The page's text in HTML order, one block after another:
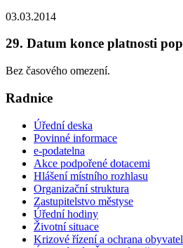
03.03.2014
29. Datum konce platnosti
Bez časového omezení.
Radnice
Úřední deska
Povinné informace
e-podatelna
Akce podpořené dotacemi
Hlášení místního rozhlasu
Organizační struktura
Zastupitelstvo městyse
Úřední hodiny
Životní situace
Krizové řízení a ochrana obyvatel